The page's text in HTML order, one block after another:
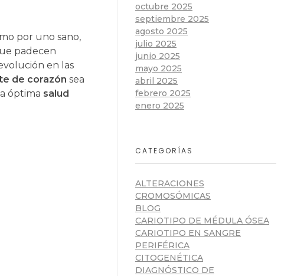
por uno sano,
padecen
en las
de corazón sea
óptima salud
octubre 2025
septiembre 2025
agosto 2025
julio 2025
junio 2025
mayo 2025
abril 2025
febrero 2025
enero 2025
CATEGORÍAS
ALTERACIONES
CROMOSÓMICAS
BLOG
CARIOTIPO DE MÉDULA ÓSEA
CARIOTIPO EN SANGRE
PERIFÉRICA
CITOGENÉTICA
DIAGNÓSTICO DE